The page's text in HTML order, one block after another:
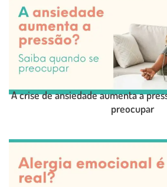
LEIA O POST
A crise de ansiedade aumenta a
preocupar